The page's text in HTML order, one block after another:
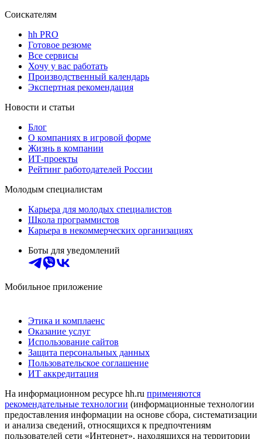
Соискателям
hh PRO
Готовое резюме
Все сервисы
Хочу у вас работать
Производственный календарь
Экспертная рекомендация
Новости и статьи
Блог
О компаниях в игровой форме
Жизнь в компании
ИТ-проекты
Рейтинг работодателей России
Молодым специалистам
Карьера для молодых специалистов
Школа программистов
Карьера в некоммерческих организациях
Боты для уведомлений
Мобильное приложение
Этика и комплаенс
Оказание услуг
Использование сайтов
Защита персональных данных
Пользовательское соглашение
ИТ аккредитация
На информационном ресурсе hh.ru применяются
рекомендательные технологии (информационные технологии
предоставления информации на основе сбора, систематизации
и анализа сведений, относящихся к предпочтениям
пользователей сети «Интернет», находящихся на территории